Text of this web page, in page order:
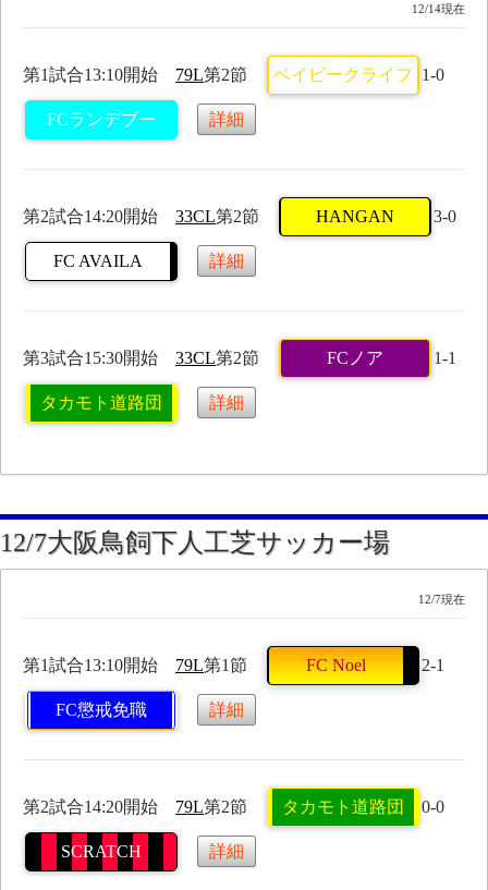
12/14現在
第1試合13:10開始 79L第2節 ベイビークライフ 1-0
FCランデブー 詳細
第2試合14:20開始 33CL第2節 HANGAN 3-0
FC AVAILA 詳細
第3試合15:30開始 33CL第2節 FCノア 1-1
タカモト道路団 詳細
12/7大阪鳥飼下人工芝サッカー場
12/7現在
第1試合13:10開始 79L第1節 FC Noel 2-1
FC懲戒免職 詳細
第2試合14:20開始 79L第2節 タカモト道路団 0-0
SCRATCH 詳細